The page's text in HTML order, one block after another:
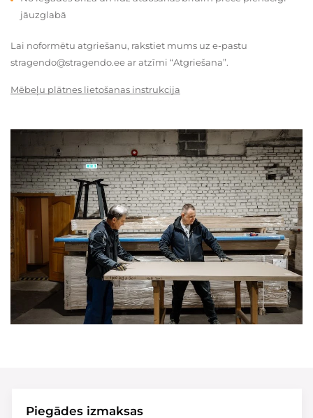
jāuzglabā
Lai noformētu atgriešanu, rakstiet mums uz e-pastu
stragendo@stragendo.ee ar atzīmi “Atgriešana”.
Mēbeļu plātnes lietošanas instrukcija
Piegādes izmaksas